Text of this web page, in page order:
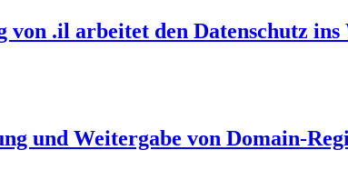
von .il arbeitet den Datenschutz
und Weitergabe von Domain-